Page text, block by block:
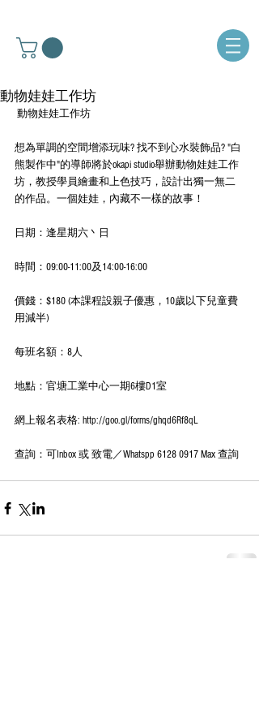
動物娃娃工作坊
動物娃娃工作坊
想為單調的空間增添玩味? 找不到心水裝飾品? "白
熊製作中"的導師將於okapi studio舉辦動物娃娃工作
坊，教授學員繪畫和上色技巧，設計出獨一無二
的作品。一個娃娃，內藏不一樣的故事！
日期：逢星期六丶日
時間：09:00-11:00及14:00-16:00
價錢：$180 (本課程設親子優惠，10歲以下兒童費
用減半)
每班名額：8人
地點：官塘工業中心一期6樓D1室
網上報名表格: http://goo.gl/forms/ghqd6Rf8qL
查詢：可Inbox 或 致電／Whatspp 6128 0917 Max 查詢